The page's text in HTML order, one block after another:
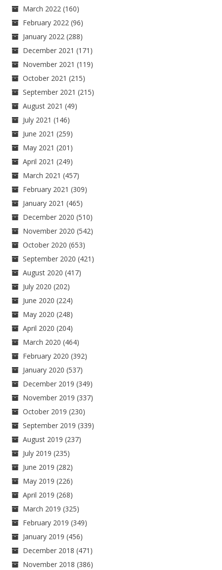
March 2022 (160)
February 2022 (96)
January 2022 (288)
December 2021 (171)
November 2021 (119)
October 2021 (215)
September 2021 (215)
August 2021 (49)
July 2021 (146)
June 2021 (259)
May 2021 (201)
April 2021 (249)
March 2021 (457)
February 2021 (309)
January 2021 (465)
December 2020 (510)
November 2020 (542)
October 2020 (653)
September 2020 (421)
August 2020 (417)
July 2020 (202)
June 2020 (224)
May 2020 (248)
April 2020 (204)
March 2020 (464)
February 2020 (392)
January 2020 (537)
December 2019 (349)
November 2019 (337)
October 2019 (230)
September 2019 (339)
August 2019 (237)
July 2019 (235)
June 2019 (282)
May 2019 (226)
April 2019 (268)
March 2019 (325)
February 2019 (349)
January 2019 (456)
December 2018 (471)
November 2018 (386)